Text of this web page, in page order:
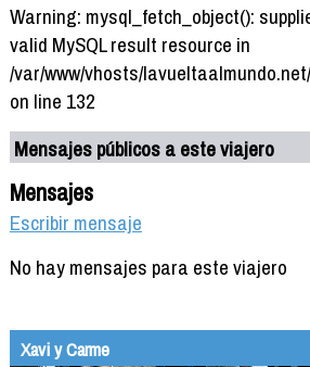
Warning: mysql_fetch_object():
valid MySQL result resource in
/var/www/vhosts/
on line 132
Mensajes públicos a este viajero
Mensajes
Escribir mensaje
No hay mensajes para este viajero
Xavi y Carme